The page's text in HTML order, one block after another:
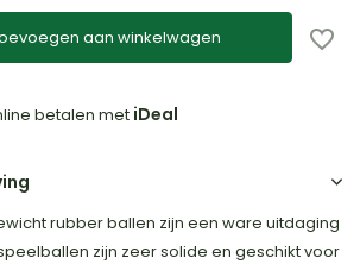
aan winkelwagen
betalen met iDeal
rubber ballen zijn een ware uitdaging
zijn zeer solide en geschikt voor